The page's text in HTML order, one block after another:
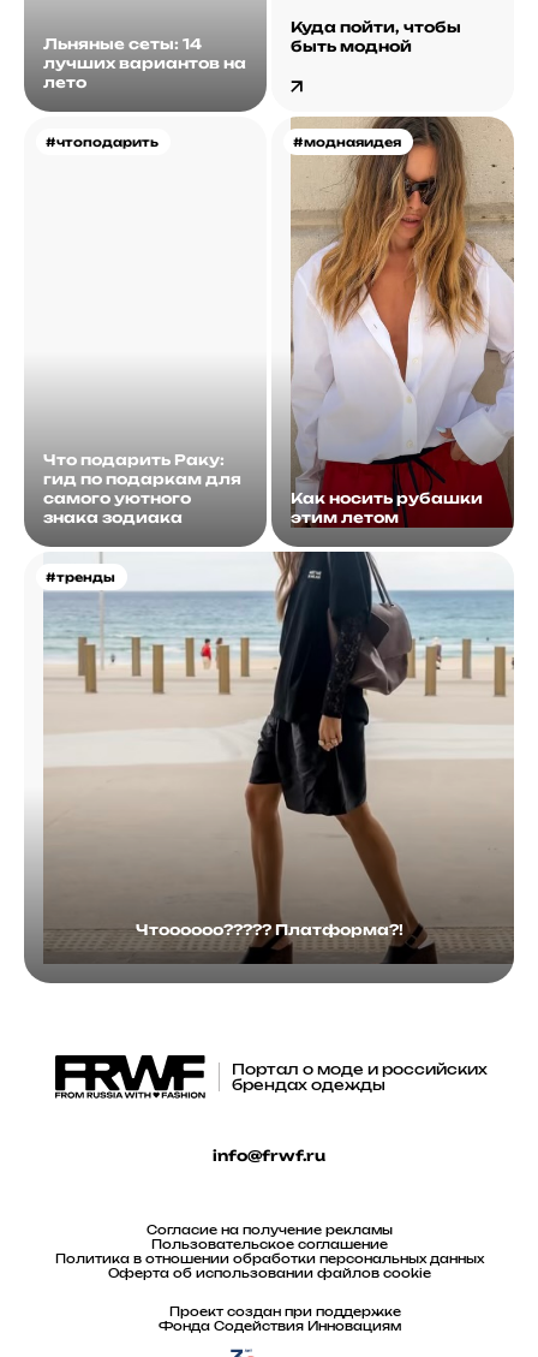
Льняные сеты: 14
лучших вариантов на
лето
Куда пойти, чтобы
быть модной
#чтоподарить
Что подарить Раку:
гид по подаркам для
самого уютного
знака зодиака
#моднаяидея
Как носить рубашки
этим летом
#тренды
Чтоооооо????? Платформа?!
Портал о моде и российских
брендах одежды
info@frwf.ru
Согласие на получение рекламы
Пользовательское соглашение
Политика в отношении обработки персональных данных
Оферта об использовании файлов cookie
Проект создан при поддержке
Фонда Содействия Инновациям